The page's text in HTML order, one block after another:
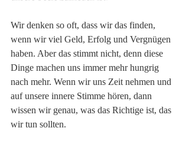
Wir denken so oft, dass wir das finden,
wenn wir viel Geld, Erfolg und Vergnügen
haben. Aber das stimmt nicht, denn diese
Dinge machen uns immer mehr hungrig
nach mehr. Wenn wir uns Zeit nehmen und
auf unsere innere Stimme hören, dann
wissen wir genau, was das Richtige ist, das
wir tun sollten.